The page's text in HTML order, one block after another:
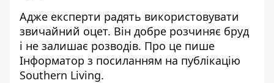
Адже експерти радять використовувати
звичайний оцет. Він добре розчиняє бруд
і не залишає розводів. Про це пише
Інформатор з посиланням на публікацію
Southern Living.